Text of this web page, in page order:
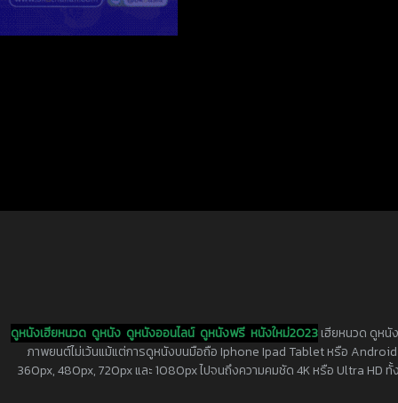
ดูหนังเฮียหนวด ดูหนัง ดูหนังออนไลน์ ดูหนังฟรี หนังใหม่2023เฮียหนวด ดูหนั
ภาพยนต์ไม่เว้นแม้แต่การดูหนังบนมือถือ Iphone Ipad Tablet หรือ
360px, 480px, 720px และ 1080px ไปจนถึงความคมชัด 4K หรือ Ultra HD